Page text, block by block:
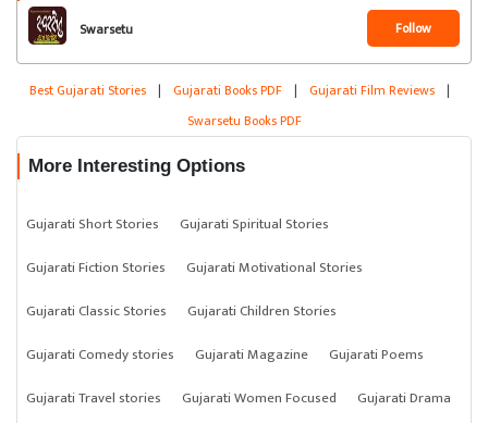
Swarsetu Follow
Best Gujarati Stories | Gujarati Books PDF | Gujarati Film Reviews |
Swarsetu Books PDF
More Interesting Options
Gujarati Short Stories
Gujarati Spiritual Stories
Gujarati Fiction Stories
Gujarati Motivational Stories
Gujarati Classic Stories
Gujarati Children Stories
Gujarati Comedy stories
Gujarati Magazine
Gujarati Poems
Gujarati Travel stories
Gujarati Women Focused Gujarati Drama